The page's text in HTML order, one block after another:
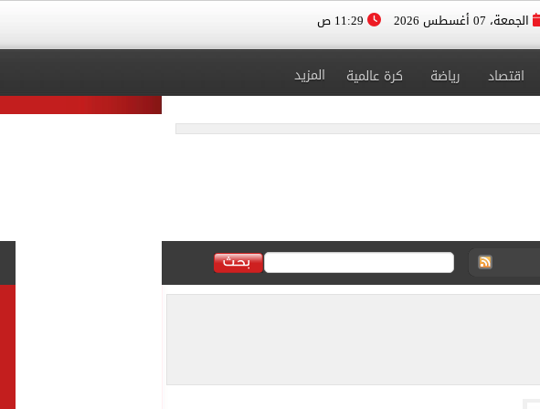
الجمعة، 07 أغسطس 2026
اقتصاد رياضة كرة عالمية المزيد